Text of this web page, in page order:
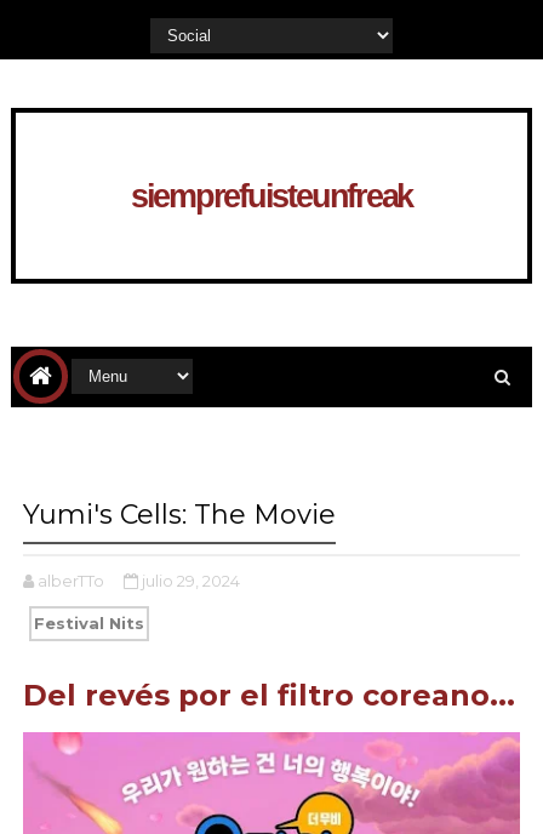
siemprefuisteunfreak
Yumi's Cells: The Movie
alberTTo julio 29, 2024
Festival Nits
Del revés por el filtro coreano...